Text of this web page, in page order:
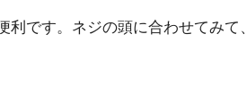
です。ネジの頭に合わせてみて、